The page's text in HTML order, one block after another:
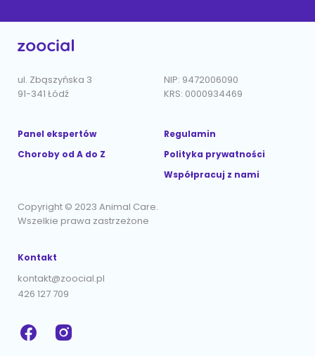
ul. Zbąszyńska 3
91-341 Łódź
NIP: 9472006090
KRS: 0000934469
Panel ekspertów
Choroby od A do Z
Regulamin
Polityka prywatności
Współpracuj z nami
Copyright © 2023 Animal Care.
Wszelkie prawa zastrzeżone
Kontakt
kontakt@zoocial.pl
426 127 709